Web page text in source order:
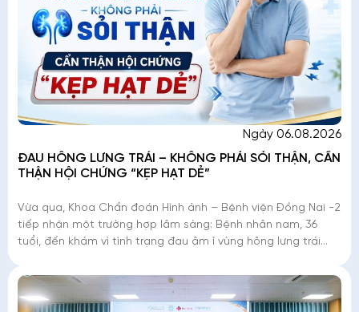
Ngày 06.08.2026
ĐAU HÔNG LƯNG TRÁI – KHÔNG PHẢI SỎI THẬN, CẨN
THẬN HỘI CHỨNG “KẸP HẠT DẺ”
Vừa qua, Khoa Chẩn đoán Hình ảnh – Bệnh viện Đồng Nai -2
tiếp nhận một trường hợp lâm sàng: Bệnh nhân nam, 36
tuổi, đến khám vì tình trạng đau âm ỉ vùng hông lưng trái